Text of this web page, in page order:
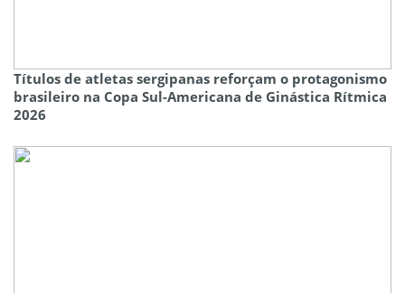
Títulos de atletas sergipanas reforçam o protagonismo
brasileiro na Copa Sul-Americana de Ginástica Rítmica
2026